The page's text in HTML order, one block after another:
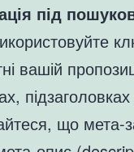
під
вашій
підзаголовках
що мета-